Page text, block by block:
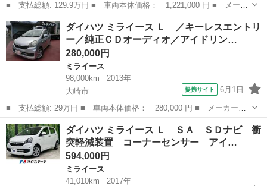
■ 支払総額: 129.9万円 ■ 車両本体価格： 1,221,000 円 ■ メーカ
ー名： ダイハツ ■ 車種名： ムーヴ ■ グレード名： カスタ
ム ＲＳ ハイパーリミテッドＳＡＩＩＩ 純正ナビ 全周囲カメ
ラ 衝突軽減...
宮城 大崎市 ムーヴ
ダイハツ ミライース Ｌ ／キーレスエントリ
ー／純正ＣＤオーディオ／アイドリン…
280,000円
ミライース
98,000km
2013年
大崎市
提携サイト 6月1日
■ 支払総額: 29万円 ■ 車両本体価格： 280,000 円 ■ メーカー
名： ダイハツ ■ 車種名： ミライース ■ グレード名： Ｌ ／
キーレスエントリー／純正ＣＤオーディオ／アイドリングストップ
■ 排気量： 6...
宮城 大崎市 ミライース
ダイハツ ミライース Ｌ ＳＡ ＳＤナビ 衝
突軽減装置 コーナーセンサー アイ…
594,000円
ミライース
41,010km
2017年